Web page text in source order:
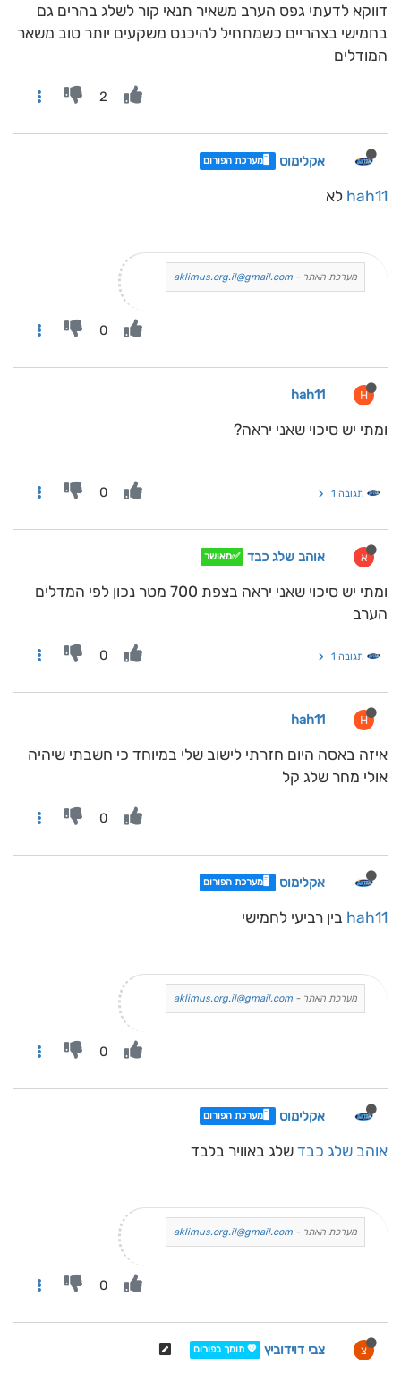
דווקא לדעתי גפס הערב משאיר תנאי קור לשלג בהרים גם
בחמישי בצהריים כשמתחיל להיכנס משקעים יותר טוב משאר
המודלים
2
אקלימוס 🖥️מערכת הפורום
hah11 לא
מערכת האתר - aklimus.org.il@gmail.com
0
H
hah11
ומתי יש סיכוי שאני יראה?
תגובה 1 0
א אוהב שלג כבד ✅מאושר
ומתי יש סיכוי שאני יראה בצפת 700 מטר נכון לפי המדלים
הערב
תגובה 1 0
H
hah11
איזה באסה היום חזרתי לישוב שלי במיוחד כי חשבתי שיהיה
אולי מחר שלג קל
0
אקלימוס 🖥️מערכת הפורום
hah11 בין רביעי לחמישי
מערכת האתר - aklimus.org.il@gmail.com
0
אקלימוס 🖥️מערכת הפורום
אוהב שלג כבד שלג באוויר בלבד
מערכת האתר - aklimus.org.il@gmail.com
0
צ צבי דוידוביץ 💖 תומך בפורום